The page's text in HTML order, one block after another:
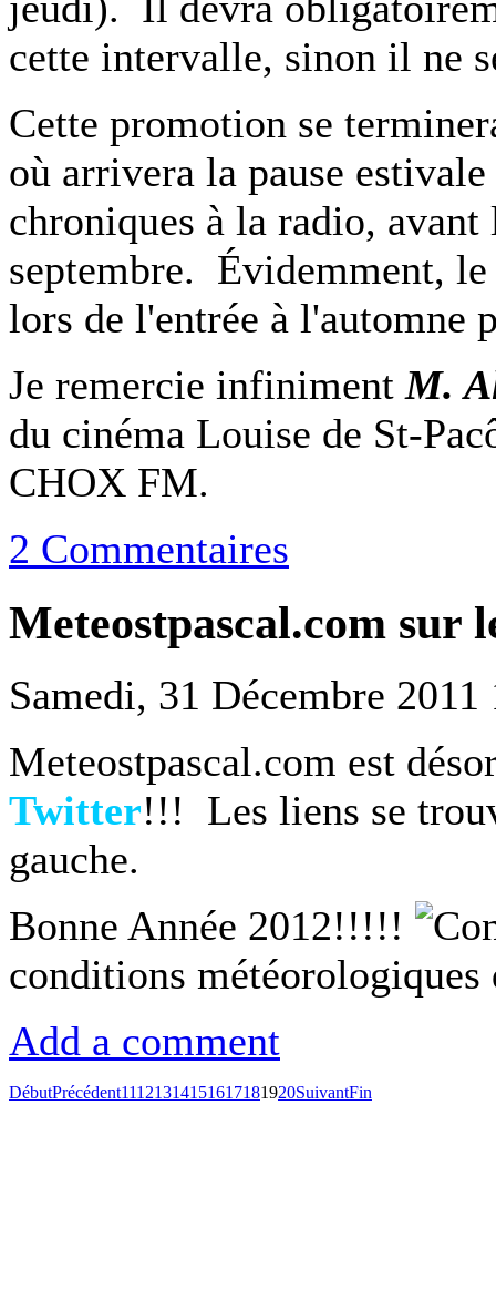
cette intervalle, sinon il ne
Cette promotion se
où arrivera la pause
chroniques à la radio,
septembre. Évidemment,
lors de l'entrée à l'automne
Je remercie infinimentM.
du cinéma Louise de St-
CHOX FM.
2 Commentaires
Meteostpascal.com sur
Samedi, 31 Décembre 2011
Meteostpascal.com est
Twitter!!! Les liens se
gauche.
Bonne Année 2012!!!!!
conditions
Add a comment
DébutPrécédent11121314151617181920SuivantFin